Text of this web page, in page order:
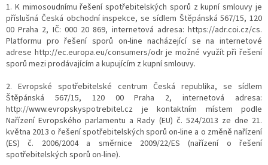
1. K mimosoudnímu řešení spotřebitelských sporů z kupní smlouvy je
příslušná Česká obchodní inspekce, se sídlem Štěpánská 567/15, 120
00 Praha 2, IČ: 000 20 869, internetová adresa: https://adr.coi.cz/cs.
Platformu pro řešení sporů on-line nacházející se na internetové
adrese http://ec.europa.eu/consumers/odr je možné využít při řešení
sporů mezi prodávajícím a kupujícím z kupní smlouvy.
2. Evropské spotřebitelské centrum Česká republika, se sídlem
Štěpánská 567/15, 120 00 Praha 2, internetová adresa:
http://www.evropskyspotrebitel.cz je kontaktním místem podle
Nařízení Evropského parlamentu a Rady (EU) č. 524/2013 ze dne 21.
května 2013 o řešení spotřebitelských sporů on-line a o změně nařízení
(ES) č. 2006/2004 a směrnice 2009/22/ES (nařízení o řešení
spotřebitelských sporů on-line).